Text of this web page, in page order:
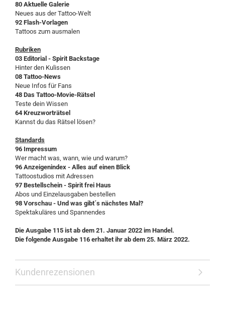
80 Aktuelle Galerie
Neues aus der Tattoo-Welt
92 Flash-Vorlagen
Tattoos zum ausmalen
Rubriken
03 Editorial - Spirit Backstage
Hinter den Kulissen
08 Tattoo-News
Neue Infos für Fans
48 Das Tattoo-Movie-Rätsel
Teste dein Wissen
64 Kreuzworträtsel
Kannst du das Rätsel lösen?
Standards
96 Impressum
Wer macht was, wann, wie und warum?
96 Anzeigenindex - Alles auf einen Blick
Tattoostudios mit Adressen
97 Bestellschein - Spirit frei Haus
Abos und Einzelausgaben bestellen
98 Vorschau - Und was gibt´s nächstes Mal?
Spektakuläres und Spannendes
Die Ausgabe 115 ist ab dem 21. Januar 2022 im Handel.
Die folgende Ausgabe 116 erhaltet ihr ab dem 25. März 2022.
Kundenrezensionen